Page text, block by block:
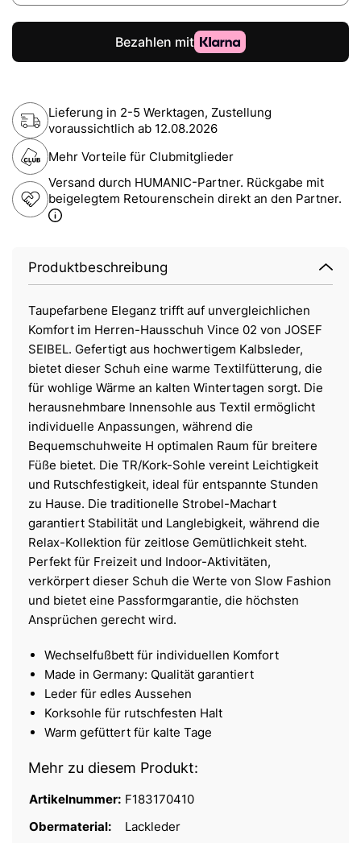
Lieferung in 2-5 Werktagen, Zustellung
voraussichtlich ab 12.08.2026
Mehr Vorteile für Clubmitglieder
Versand durch HUMANIC-Partner. Rückgabe mit
beigelegtem Retourenschein direkt an den Partner.
Produktbeschreibung
Taupefarbene Eleganz trifft auf unvergleichlichen
Komfort im Herren-Hausschuh Vince 02 von JOSEF
SEIBEL. Gefertigt aus hochwertigem Kalbsleder,
bietet dieser Schuh eine warme Textilfütterung, die
für wohlige Wärme an kalten Wintertagen sorgt. Die
herausnehmbare Innensohle aus Textil ermöglicht
individuelle Anpassungen, während die
Bequemschuhweite H optimalen Raum für breitere
Füße bietet. Die TR/Kork-Sohle vereint Leichtigkeit
und Rutschfestigkeit, ideal für entspannte Stunden
zu Hause. Die traditionelle Strobel-Machart
garantiert Stabilität und Langlebigkeit, während die
Relax-Kollektion für zeitlose Gemütlichkeit steht.
Perfekt für Freizeit und Indoor-Aktivitäten,
verkörpert dieser Schuh die Werte von Slow Fashion
und bietet eine Passformgarantie, die höchsten
Ansprüchen gerecht wird.
Wechselfußbett für individuellen Komfort
Made in Germany: Qualität garantiert
Leder für edles Aussehen
Korksohle für rutschfesten Halt
Warm gefüttert für kalte Tage
Mehr zu diesem Produkt:
Artikelnummer: F183170410
Obermaterial:
Lackleder